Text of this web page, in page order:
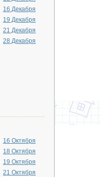
16 Декабря
19 Декабря
21 Декабря
28 Декабря
16 Октября
18 Октября
19 Октября
21 Октября